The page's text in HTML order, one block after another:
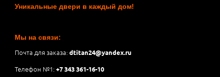
Уникальные двери в каждый дом!
Мы на связи:
Почта для заказа:dtitan24@yandex.ru
Телефон №1:+7 343 361-16-10